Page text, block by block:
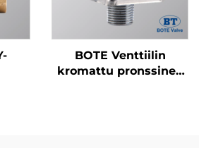
BOTE Venttiilin
kromattu pronssinen